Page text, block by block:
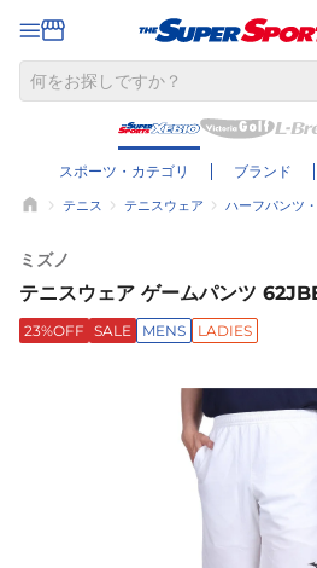
スポーツ・カテゴリ ブランド
テニス テニスウェア ハーフパンツ
ミズノ
テニスウェア ゲームパンツ
23%OFF SALE MENS LADIES